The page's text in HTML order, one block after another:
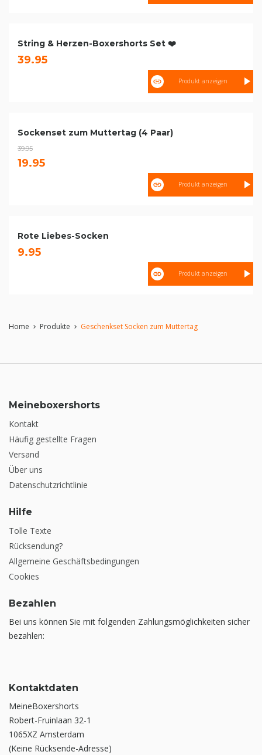
String & Herzen-Boxershorts Set ❤️
39.95
Produkt anzeigen
Sockenset zum Muttertag (4 Paar)
39.95
19.95
Produkt anzeigen
Rote Liebes-Socken
9.95
Produkt anzeigen
Home chevron_right Produkte chevron_right Geschenkset Socken zum Muttertag
Meineboxershorts
Kontakt
Häufig gestellte Fragen
Versand
Über uns
Datenschutzrichtlinie
Hilfe
Tolle Texte
Rücksendung?
Allgemeine Geschäftsbedingungen
Cookies
Bezahlen
Bei uns können Sie mit folgenden Zahlungsmöglichkeiten sicher
bezahlen:
Kontaktdaten
MeineBoxershorts
Robert-Fruinlaan 32-1
1065XZ Amsterdam
(Keine Rücksende-Adresse)